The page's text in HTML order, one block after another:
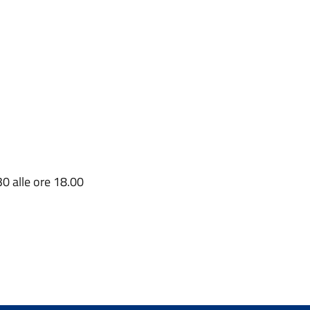
alle ore 18.00